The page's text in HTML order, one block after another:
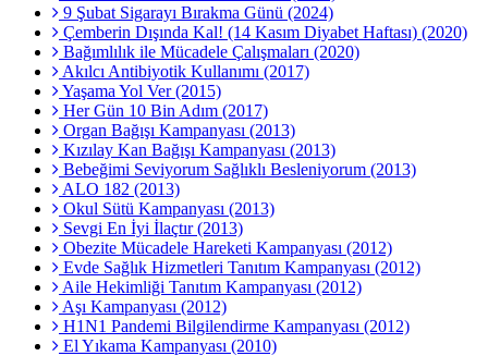
9 Şubat Sigarayı Bırakma Günü (2024)
Çemberin Dışında Kal! (14 Kasım Diyabet Haftası) (2020)
Bağımlılık ile Mücadele Çalışmaları (2020)
Akılcı Antibiyotik Kullanımı (2017)
Yaşama Yol Ver (2015)
Her Gün 10 Bin Adım (2017)
Organ Bağışı Kampanyası (2013)
Kızılay Kan Bağışı Kampanyası (2013)
Bebeğimi Seviyorum Sağlıklı Besleniyorum (2013)
ALO 182 (2013)
Okul Sütü Kampanyası (2013)
Sevgi En İyi İlaçtır (2013)
Obezite Mücadele Hareketi Kampanyası (2012)
Evde Sağlık Hizmetleri Tanıtım Kampanyası (2012)
Aile Hekimliği Tanıtım Kampanyası (2012)
Aşı Kampanyası (2012)
H1N1 Pandemi Bilgilendirme Kampanyası (2012)
El Yıkama Kampanyası (2010)